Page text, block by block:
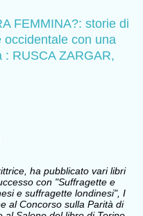
FEMMINA?: storie di
occidentale con una
: RUSCA ZARGAR,
ha pubblicato vari libri
con "Suffragette e
e suffragette londinesi", I
al Concorso sulla Parità di